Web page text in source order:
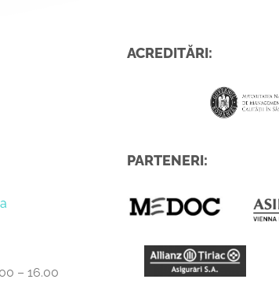
– 16.00
ACREDITĂRI:
PARTENERI: